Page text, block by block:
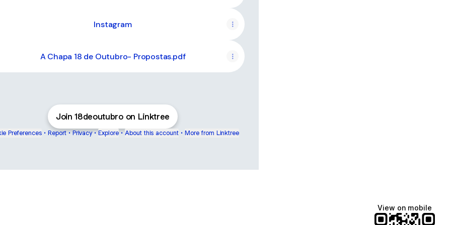
Instagram
A Chapa 18 de Outubro- Propostas.pdf
Join 18deoutubro on Linktree
Preferences • Report • Privacy • Explore • About this account • More from Linktree
View on mobile